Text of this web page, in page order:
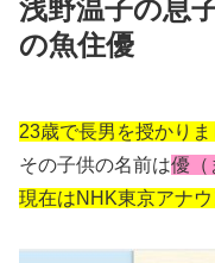
浅野温子の息
の魚住優
23歳で長男を授かりま
その子供の名前は優（
現在はNHK東京アナ